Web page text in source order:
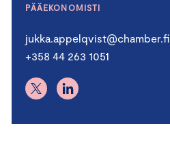
PÄÄEKONOMISTI
jukka.appelqvist@chamber.fi
+358 44 263 1051